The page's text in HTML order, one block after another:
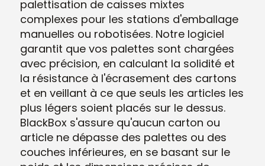
palettisation de caisses mixtes
complexes pour les stations d'emballage
manuelles ou robotisées. Notre logiciel
garantit que vos palettes sont chargées
avec précision, en calculant la solidité et
la résistance à l'écrasement des cartons
et en veillant à ce que seuls les articles les
plus légers soient placés sur le dessus.
BlackBox s'assure qu'aucun carton ou
article ne dépasse des palettes ou des
couches inférieures, en se basant sur le